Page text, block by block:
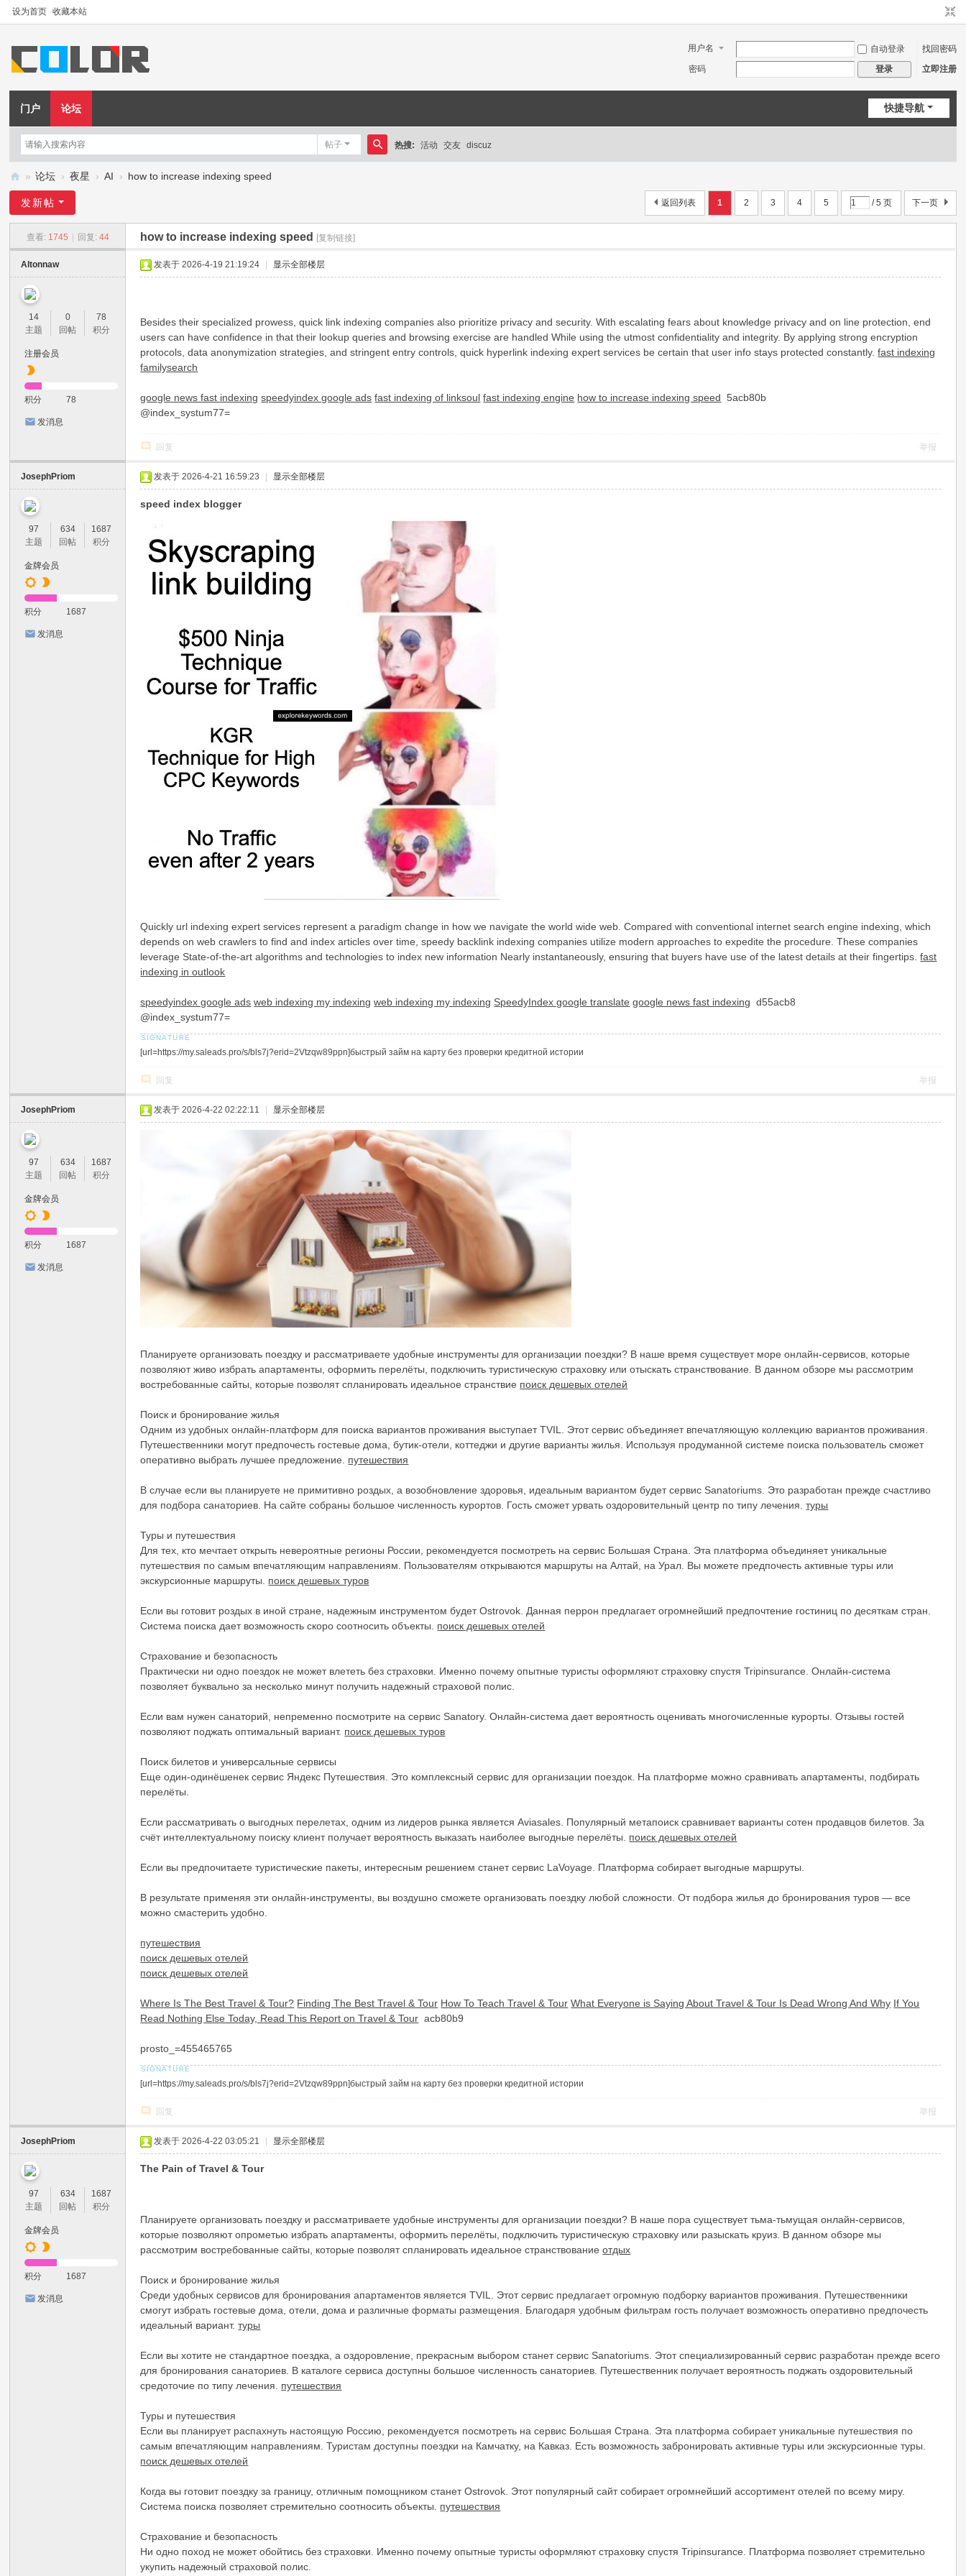
设为首页 收藏本站
用户名 自动登录
找回密码
密码
登录 立即注册
快捷导航
门户 论坛
帖子
搜
热搜: 活动 交友 discuz
星
» 论坛 › 夜星 › AI › how to increase indexing speed
1 2 3 4 5 / 5 页 下一页
返回列表
发新帖
查看: 1745 回复: 44 how to increase indexing speed [复制链接]
Altonnaw
14
主题
0
回帖
78
积分
注册会员
积分 78
发消息
发表于 2026-4-19 21:19:24 显示全部楼层
Besides their specialized prowess, quick link indexing companies also prioritize privacy and security. With escalating fears about knowledge privacy and on line protection, end
users can have confidence in that their lookup queries and browsing exercise are handled While using the utmost confidentiality and integrity. By applying strong encryption
protocols, data anonymization strategies, and stringent entry controls, quick hyperlink indexing expert services be certain that user info stays protected constantly.fast indexing
familysearch
google news fast indexing speedyindex google ads fast indexing of linksoul fast indexing engine how to increase indexing speed 5acb80b
@index_systum77=
回复 举报
JosephPriom
97
主题
634
回帖
1687
积分
金牌会员
积分 1687
发消息
发表于 2026-4-21 16:59:23 显示全部楼层
speed index blogger
Quickly url indexing expert services represent a paradigm change in how we navigate the world wide web. Compared with conventional internet search engine indexing, which
depends on web crawlers to find and index articles over time, speedy backlink indexing companies utilize modern approaches to expedite the procedure. These companies
leverage State-of-the-art algorithms and technologies to index new information Nearly instantaneously, ensuring that buyers have use of the latest details at their fingertips.fast
indexing in outlook
speedyindex google ads web indexing my indexing web indexing my indexing SpeedyIndex google translate google news fast indexing d55acb8
@index_systum77=
[url=https://my.saleads.pro/s/bls7j?erid=2Vtzqw89ppn]быстрый займ на карту без проверки кредитной истории
回复 举报
JosephPriom
97
主题
634
回帖
1687
积分
金牌会员
积分 1687
发消息
发表于 2026-4-22 02:22:11 显示全部楼层
Планируете организовать поездку и рассматриваете удобные инструменты для организации поездки? В наше время существует море онлайн-сервисов, которые
позволяют живо избрать апартаменты, оформить перелёты, подключить туристическую страховку или отыскать странствование. В данном обзоре мы рассмотрим
востребованные сайты, которые позволят спланировать идеальное странствие поиск дешевых отелей
Поиск и бронирование жилья
Одним из удобных онлайн-платформ для поиска вариантов проживания выступает TVIL. Этот сервис объединяет впечатляющую коллекцию вариантов проживания.
Путешественники могут предпочесть гостевые дома, бутик-отели, коттеджи и другие варианты жилья. Используя продуманной системе поиска пользователь сможет
оперативно выбрать лучшее предложение. путешествия
В случае если вы планируете не примитивно роздых, а возобновление здоровья, идеальным вариантом будет сервис Sanatoriums. Это разработан прежде счастливо
для подбора санаториев. На сайте собраны большое численность курортов. Гость сможет урвать оздоровительный центр по типу лечения.туры
Туры и путешествия
Для тех, кто мечтает открыть невероятные регионы России, рекомендуется посмотреть на сервис Большая Страна. Эта платформа объединяет уникальные
путешествия по самым впечатляющим направлениям. Пользователям открываются маршруты на Алтай, на Урал. Вы можете предпочесть активные туры или
экскурсионные маршруты. поиск дешевых туров
Если вы готовит роздых в иной стране, надежным инструментом будет Ostrovok. Данная перрон предлагает огромнейший предпочтение гостиниц по десяткам стран.
Система поиска дает возможность скоро соотносить объекты. поиск дешевых отелей
Страхование и безопасность
Практически ни одно поездок не может влететь без страховки. Именно почему опытные туристы оформляют страховку спустя Tripinsurance. Онлайн-система
позволяет буквально за несколько минут получить надежный страховой полис.
Если вам нужен санаторий, непременно посмотрите на сервис Sanatory. Онлайн-система дает вероятность оценивать многочисленные курорты. Отзывы гостей
позволяют поджать оптимальный вариант. поиск дешевых туров
Поиск билетов и универсальные сервисы
Еще один-одинёшенек сервис Яндекс Путешествия. Это комплексный сервис для организации поездок. На платформе можно сравнивать апартаменты, подбирать
перелёты.
Если рассматривать о выгодных перелетах, одним из лидеров рынка является Aviasales. Популярный метапоиск сравнивает варианты сотен продавцов билетов. За
счёт интеллектуальному поиску клиент получает вероятность выказать наиболее выгодные перелёты. поиск дешевых отелей
Если вы предпочитаете туристические пакеты, интересным решением станет сервис LaVoyage. Платформа собирает выгодные маршруты.
В результате применяя эти онлайн-инструменты, вы воздушно сможете организовать поездку любой сложности. От подбора жилья до бронирования туров — все
можно смастерить удобно.
путешествия
поиск дешевых отелей
поиск дешевых отелей
Where Is The Best Travel & Tour? Finding The Best Travel & Tour How To Teach Travel & Tour What Everyone is Saying About Travel & Tour Is Dead Wrong And Why If You
Read Nothing Else Today, Read This Report on Travel & Tour acb80b9
prosto_=455465765
[url=https://my.saleads.pro/s/bls7j?erid=2Vtzqw89ppn]быстрый займ на карту без проверки кредитной истории
回复 举报
JosephPriom
97
主题
634
回帖
1687
积分
金牌会员
积分 1687
发消息
发表于 2026-4-22 03:05:21 显示全部楼层
The Pain of Travel & Tour
Планируете организовать поездку и рассматриваете удобные инструменты для организации поездки? В наше пора существует тьма-тьмущая онлайн-сервисов,
которые позволяют опрометью избрать апартаменты, оформить перелёты, подключить туристическую страховку или разыскать круиз. В данном обзоре мы
рассмотрим востребованные сайты, которые позволят спланировать идеальное странствованиеотдых
Поиск и бронирование жилья
Среди удобных сервисов для бронирования апартаментов является TVIL. Этот сервис предлагает огромную подборку вариантов проживания. Путешественники
смогут избрать гостевые дома, отели, дома и различные форматы размещения. Благодаря удобным фильтрам гость получает возможность оперативно предпочесть
идеальный вариант.туры
Если вы хотите не стандартное поездка, а оздоровление, прекрасным выбором станет сервис Sanatoriums. Этот специализированный сервис разработан прежде всего
для бронирования санаториев. В каталоге сервиса доступны большое численность санаториев. Путешественник получает вероятность поджать оздоровительный
средоточие по типу лечения. путешествия
Туры и путешествия
Если вы планирует распахнуть настоящую Россию, рекомендуется посмотреть на сервис Большая Страна. Эта платформа собирает уникальные путешествия по
самым впечатляющим направлениям. Туристам доступны поездки на Камчатку, на Кавказ. Есть возможность забронировать активные туры или экскурсионные туры.
поиск дешевых отелей
Когда вы готовит поездку за границу, отличным помощником станет Ostrovok. Этот популярный сайт собирает огромнейший ассортимент отелей по всему миру.
Система поиска позволяет стремительно соотносить объекты. путешествия
Страхование и безопасность
Ни одно поход не может обойтись без страховки. Именно почему опытные туристы оформляют страховку спустя Tripinsurance. Платформа позволяет стремительно
укупить надежный страховой полис.